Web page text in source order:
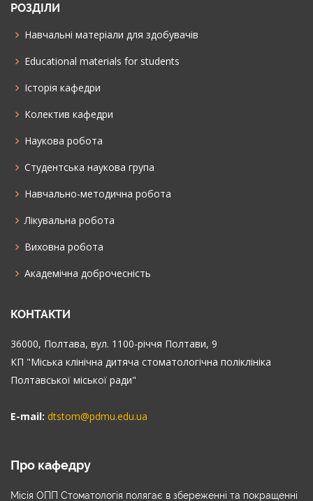
РОЗДІЛИ
Навчальні матеріали для здобувачів
Educational materials for students
Історія кафедри
Колектив кафедри
Наукова робота
Cтудентська наукова група
Навчально-методична робота
Лікувальна робота
Виховна робота
Академічна доброчесність
КОНТАКТИ
36000, Полтава, вул. 1100-річчя Полтави, 9
КП "Міська клінічна дитяча стоматологічна поліклініка
Полтавської міської ради"
E-mail: dtstom@pdmu.edu.ua
Про кафедру
Місія ОПП Стоматологія полягає в збереженні та покращенні